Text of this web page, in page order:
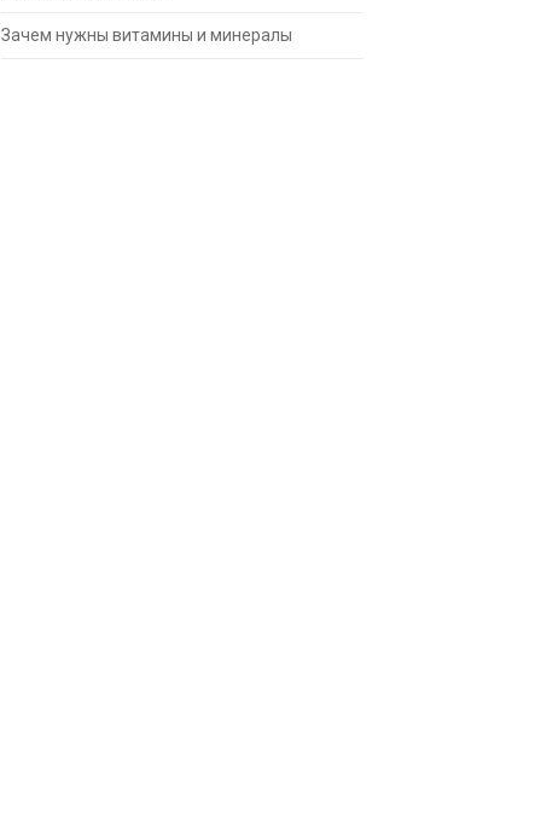
Зачем нужны витамины и минералы